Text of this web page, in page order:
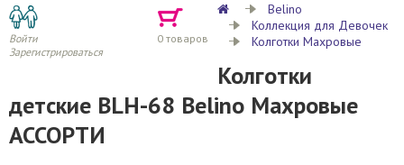
Войти
Зарегистрироваться
0 товаров
Belino
Коллекция для Девочек
Колготки Махровые
Колготки
детские BLH-68 Belino Махровые
АССОРТИ